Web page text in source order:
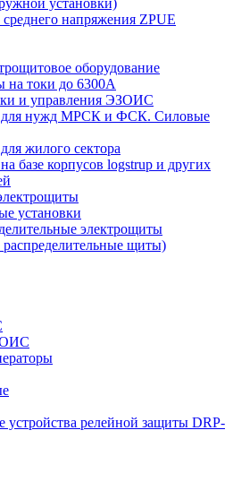
напряжения ZPUE
оборудование
токи до 6300А
и управления ЭЗОИС
для нужд МРСК и ФСК. Силовые
жилого сектора
базе корпусов logstrup и других
установки
электрощиты
щиты)
релейной защиты DRP-